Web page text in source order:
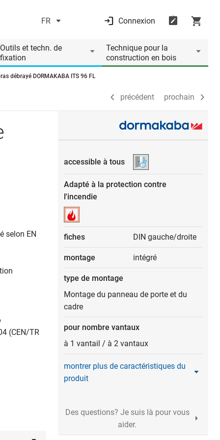
FR Connexion
Outils et techn. de
fixation
Technique pour la
construction en bois
débrayé DORMAKABA ITS 96 FL
précédent prochain
précédent prochain
selon EN
(CEN/TR
accessible à tous
Adapté à la protection contre
l'incendie
fiches DIN gauche/droite
montage intégré
type de montage
Montage du panneau de porte et du
cadre
pour nombre vantaux
à 1 vantail / à 2 vantaux
montrer plus de caractéristiques du
produit
Des questions? Je suis là pour vous
aider.